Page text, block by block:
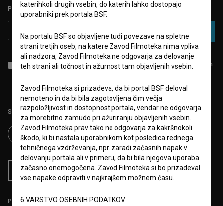
PRIJAVITE SE NA BSF NOVIČNIK:
Sprejemamsplošne pogojein dajemsoglasjeza zbiranje, hrambo in
obdelavo osebnih podatkov.
Sledite nam na:
RSS novice RSS dogodki
Podprite nas z donacijo na
katerihkoli drugih vsebin, do katerih lahko dostopajo
uporabniki prek portala BSF.
Na portalu BSF so objavljene tudi povezave na spletne
strani tretjih oseb, na katere Zavod Filmoteka nima vpliva
ali nadzora, Zavod Filmoteka ne odgovarja za delovanje
teh strani ali točnost in ažurnost tam objavljenih vsebin.
Zavod Filmoteka si prizadeva, da bi portal BSF deloval
nemoteno in da bi bila zagotovljena čim večja
razpoložljivost in dostopnost portala, vendar ne odgovarja
za morebitno zamudo pri ažuriranju objavljenih vsebin.
Zavod Filmoteka prav tako ne odgovarja za kakršnokoli
škodo, ki bi nastala uporabnikom kot posledica rednega
tehničnega vzdrževanja, npr. zaradi začasnih napak v
delovanju portala ali v primeru, da bi bila njegova uporaba
začasno onemogočena. Zavod Filmoteka si bo prizadeval
vse napake odpraviti v najkrajšem možnem času.
6.VARSTVO OSEBNIH PODATKOV